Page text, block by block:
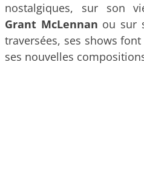
nostalgiques, sur son
Grant McLennan ou sur
traversées, ses shows
ses nouvelles